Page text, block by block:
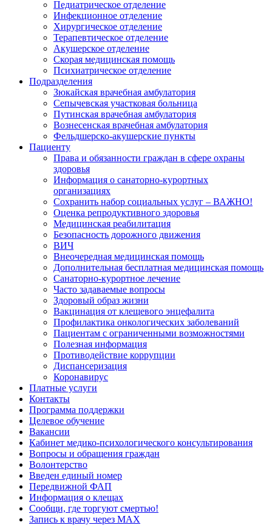
Педиатрическое отделение
Инфекционное отделение
Хирургическое отделение
Терапевтическое отделение
Акушерское отделение
Скорая медицинская помощь
Психиатрическое отделение
Подразделения
Зюкайская врачебная амбулатория
Сепычевская участковая больница
Путинская врачебная амбулатория
Вознесенская врачебная амбулатория
Фельдшерско-акушерские пункты
Пациенту
Права и обязанности граждан в сфере охраны
здоровья
Информация о санаторно-курортных
организациях
Сохранить набор социальных услуг – ВАЖНО!
Оценка репродуктивного здоровья
Медицинская реабилитация
Безопасность дорожного движения
ВИЧ
Внеочередная медицинская помощь
Дополнительная бесплатная медицинская помощь
Санаторно-курортное лечение
Часто задаваемые вопросы
Здоровый образ жизни
Вакцинация от клещевого энцефалита
Профилактика онкологических заболеваний
Пациентам с ограниченными возможностями
Полезная информация
Противодействие коррупции
Диспансеризация
Коронавирус
Платные услуги
Контакты
Программа поддержки
Целевое обучение
Вакансии
Кабинет медико-психологического консультирования
Вопросы и обращения граждан
Волонтерство
Введен единый номер
Передвижной ФАП
Информация о клещах
Сообщи, где торгуют смертью!
Запись к врачу через МАХ